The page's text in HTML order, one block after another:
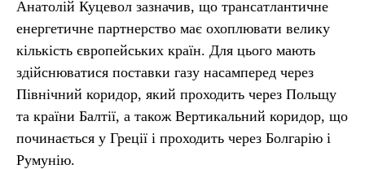
Анатолій Куцевол зазначив, що трансатлантичне
енергетичне партнерство має охоплювати велику
кількість європейських країн. Для цього мають
здійснюватися поставки газу насамперед через
Північний коридор, який проходить через Польщу
та країни Балтії, а також Вертикальний коридор, що
починається у Греції і проходить через Болгарію і
Румунію.